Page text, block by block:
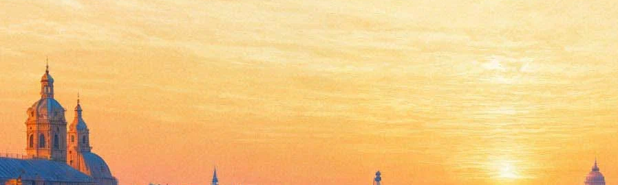
Министр культуры назвал трагедией голодовку Сенцова
12 июня 2018,
Министр культуры Владимир Мединский считает трагедией голодовку украинского режиссёра Олега Сенцова, находящегося
«Дождя»
, который побывал на вручении государственных премий в Кремле.